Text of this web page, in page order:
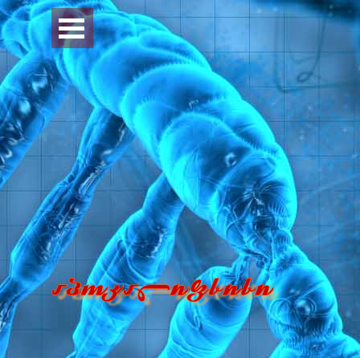
Перейти к контенту
Пропустить меню